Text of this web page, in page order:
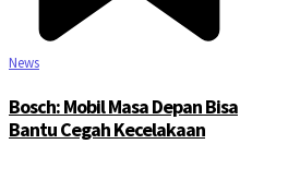
News
Bosch: Mobil Masa Depan Bisa
Bantu Cegah Kecelakaan